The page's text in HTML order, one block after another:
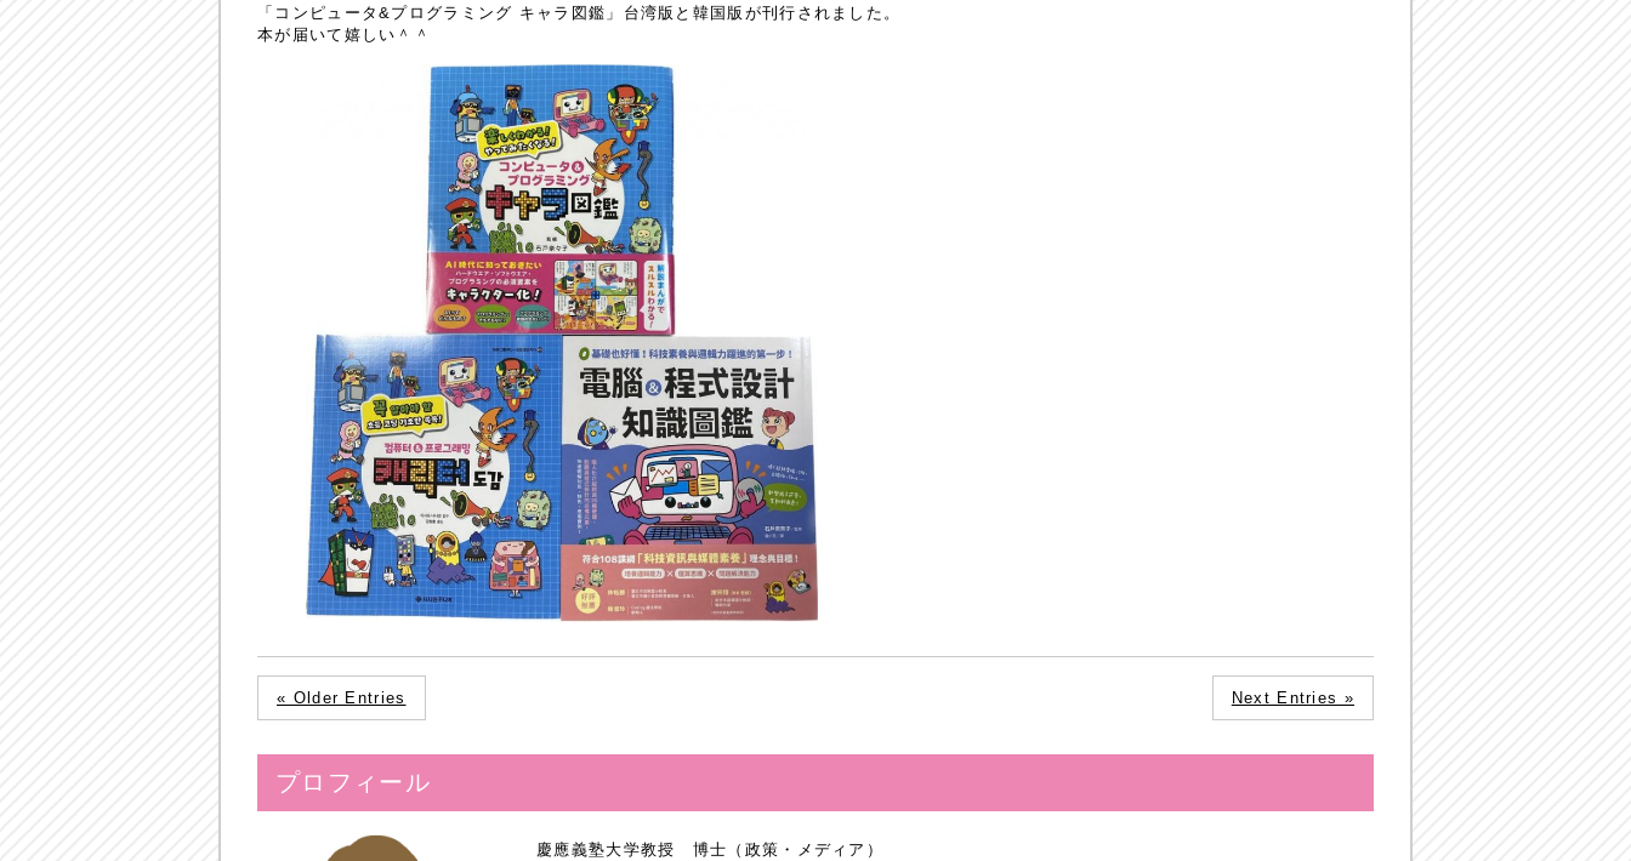
「コンピュータ&プログラミング キャラ図鑑」台湾版と韓国版が刊行されました。
本が届いて嬉しい＾＾
« Older Entries Next Entries »
プロフィール
慶應義塾大学教授 博士（政策・メディア）